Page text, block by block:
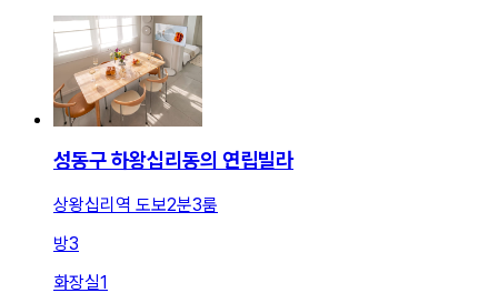
성동구 하왕십리동의 연립빌라
상왕십리역 도보2분3룸
방3
화장실1